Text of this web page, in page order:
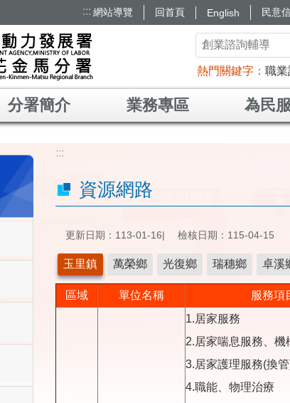
::: 網站導覽 回首頁 English 民意
熱門關鍵字 職業
分署簡介 業務專區 為民
:::
資源網路
更新日期：113-01-16 檢核日期：115-04-15
玉里鎮 萬榮鄉 光復鄉 瑞穗鄉 卓溪
區域 單位名稱 服務項
1.居家服務
2.居家喘息服務、機
3.居家護理服務(換
4.職能、物理治療